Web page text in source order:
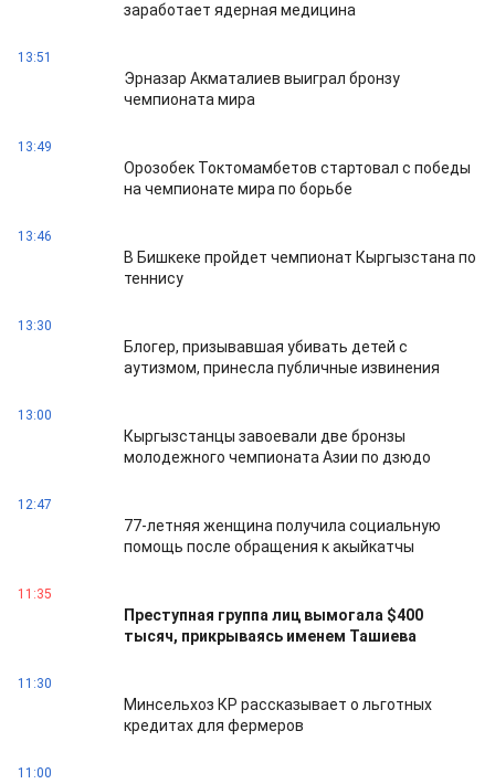
заработает ядерная медицина
13:51
Эрназар Акматалиев выиграл бронзу
чемпионата мира
13:49
Орозобек Токтомамбетов стартовал с победы
на чемпионате мира по борьбе
13:46
В Бишкеке пройдет чемпионат Кыргызстана по
теннису
13:30
Блогер, призывавшая убивать детей с
аутизмом, принесла публичные извинения
13:00
Кыргызстанцы завоевали две бронзы
молодежного чемпионата Азии по дзюдо
12:47
77-летняя женщина получила социальную
помощь после обращения к акыйкатчы
11:35
Преступная группа лиц вымогала $400
тысяч, прикрываясь именем Ташиева
11:30
Минсельхоз КР рассказывает о льготных
кредитах для фермеров
11:00